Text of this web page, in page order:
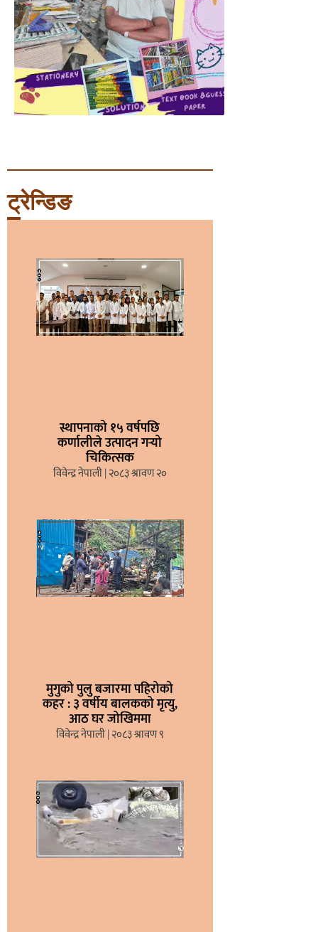
ट्रेन्डिङ
स्थापनाको १५ वर्षपछि
कर्णालीले उत्पादन गर्‍यो
चिकित्सक
विवेन्द्र नेपाली २०८३ श्रावण २०
मुगुको पुलु बजारमा पहिरोको
कहर : ३ वर्षीय बालकको मृत्यु,
आठ घर जोखिममा
विवेन्द्र नेपाली २०८३ श्रावण ९